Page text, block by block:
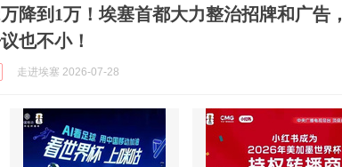
降到1万！埃塞首都大力整治招牌和广告，
也不小！
走进埃塞 2026-07-28